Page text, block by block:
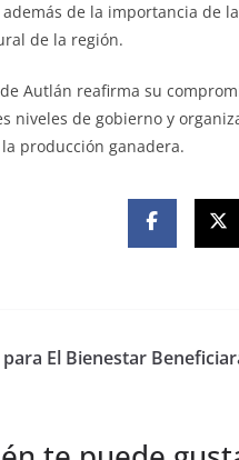
de la importancia de
de la región.
Autlán reafirma su
niveles de gobierno y
producción ganadera.
El Bienestar